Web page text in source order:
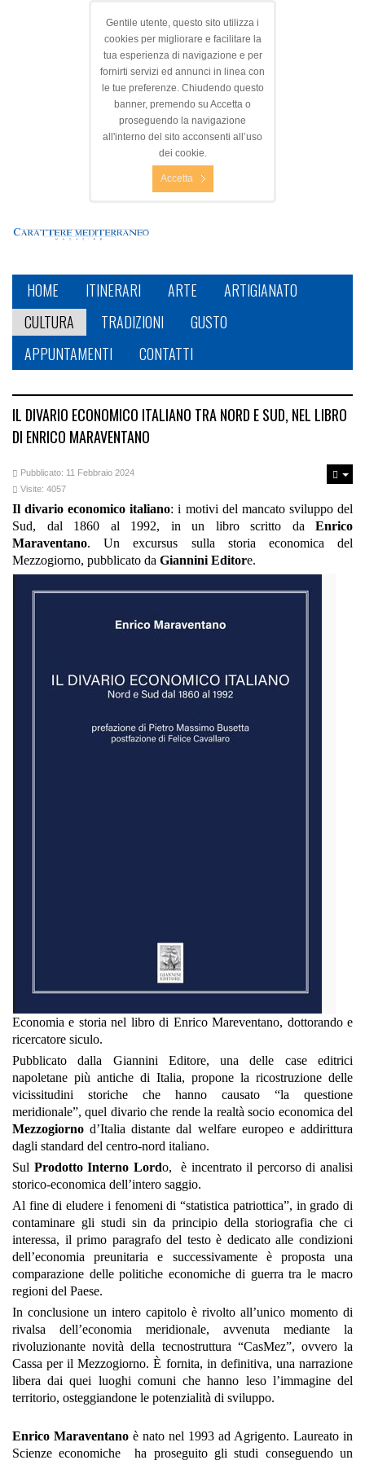
Gentile utente, questo sito utilizza i
cookies per migliorare e facilitare la
tua esperienza di navigazione e per
fornirti servizi ed annunci in linea con
le tue preferenze. Chiudendo questo
banner, premendo su Accetta o
proseguendo la navigazione
all'interno del sito acconsenti all’uso
dei cookie.
Accetta
HOME ITINERARI ARTE
ARTIGIANATO
CULTURA
TRADIZIONI
GUSTO
APPUNTAMENTI
CONTATTI
IL DIVARIO ECONOMICO ITALIANO TRA NORD E SUD, NEL LIBRO
DI ENRICO MARAVENTANO
Pubblicato: 11 Febbraio 2024
Visite: 4057
Il divario economico italiano: i motivi del mancato sviluppo del
Sud, dal 1860 al 1992, in un libro scritto da Enrico
Maraventano. Un excursus sulla storia economica del
Mezzogiorno, pubblicato da Giannini Editore.
Economia e storia nel libro di Enrico Mareventano, dottorando e
ricercatore siculo.
Pubblicato dalla Giannini Editore, una delle case editrici
napoletane più antiche di Italia, propone la ricostruzione delle
vicissitudini storiche che hanno causato “la questione
meridionale”, quel divario che rende la realtà socio economica del
Mezzogiorno d’Italia distante dal welfare europeo e addirittura
dagli standard del centro-nord italiano.
Sul Prodotto Interno Lordo, è incentrato il percorso di analisi
storico-economica dell’intero saggio.
Al fine di eludere i fenomeni di “statistica patriottica”, in grado di
contaminare gli studi sin da principio della storiografia che ci
interessa, il primo paragrafo del testo è dedicato alle condizioni
dell’economia preunitaria e successivamente è proposta una
comparazione delle politiche economiche di guerra tra le macro
regioni del Paese.
In conclusione un intero capitolo è rivolto all’unico momento di
rivalsa dell’economia meridionale, avvenuta mediante la
rivoluzionante novità della tecnostruttura “CasMez”, ovvero la
Cassa per il Mezzogiorno. È fornita, in definitiva, una narrazione
libera dai quei luoghi comuni che hanno leso l’immagine del
territorio, osteggiandone le potenzialità di sviluppo.
Enrico Maraventano è nato nel 1993 ad Agrigento. Laureato in
Scienze economiche ha proseguito gli studi conseguendo un